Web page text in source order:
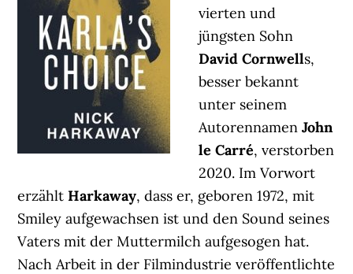
vierten und
jüngsten Sohn
David Cornwells,
besser bekannt
unter seinem
AutorennamenJohn
le Carré, verstorben
2020. Im Vorwort
erzähltHarkaway, dass er, geboren 1972, mit
Smiley aufgewachsen ist und den Sound seines
Vaters mit der Muttermilch aufgesogen hat.
Nach Arbeit in der Filmindustrie veröffentlichte